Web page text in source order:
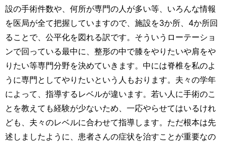
設の手術件数や、何所が専門の人が多い等、いろんな情報
を医局が全て把握していますので、施設を3か所、4か所回
ることで、公平化を図れる訳です。そういうローテーショ
ンで回っている最中に、整形の中で膝をやりたいや肩をや
りたい等専門分野を決めていきます。中には脊椎を私のよ
うに専門としてやりたいという人もおります。夫々の学年
によって、指導するレベルが違います。若い人に手術のこ
とを教えても経験が少ないため、一応やらせてはいるけれ
ども、夫々のレベルに合わせて指導します。ただ根本は先
述しましたように、患者さんの症状を治すことが重要なの